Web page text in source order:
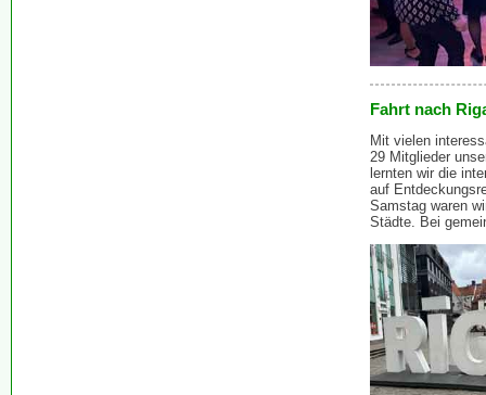
Fahrt nach
Mit vielen
29 Mitglieder
lernten wir die
auf
Samstag waren
Städte. Bei